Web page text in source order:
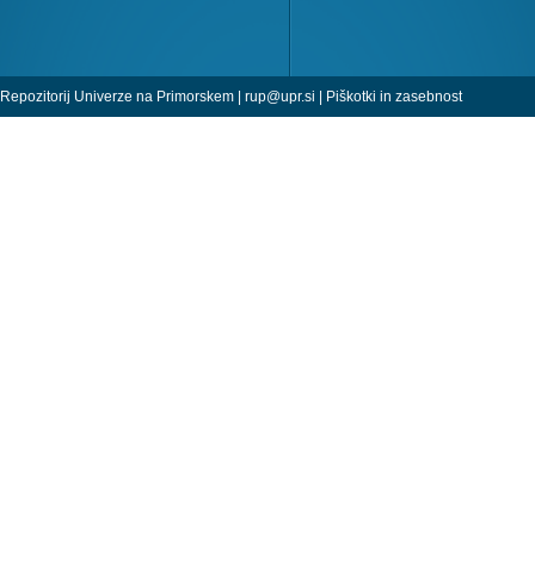
Repozitorij Univerze na Primorskem | rup@upr.si | Piškotki in zasebnost